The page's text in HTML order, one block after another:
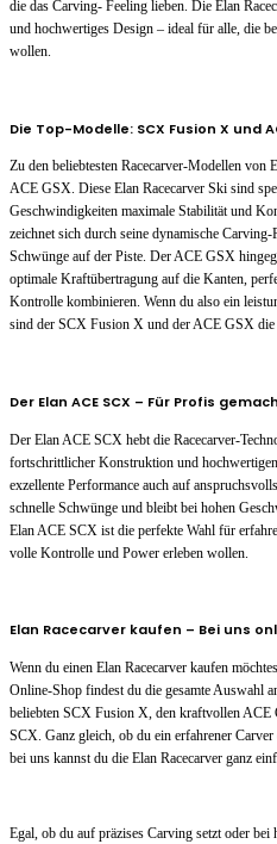
die das Carving- Feeling lieben. Die Elan
und hochwertiges Design – ideal für alle, die
wollen.
Die Top-Modelle: SCX Fusion X und
Zu den beliebtesten Racecarver-Modellen
ACE GSX. Diese Elan Racecarver Ski sind
Geschwindigkeiten maximale Stabilität und
zeichnet sich durch seine dynamische
Schwünge auf der Piste. Der ACE GSX
optimale Kraftübertragung auf die Kanten,
Kontrolle kombinieren. Wenn du also ein
sind der SCX Fusion X und der ACE GSX die
Der Elan ACE SCX – Für Profis
Der Elan ACE SCX hebt die Racecarver-
fortschrittlicher Konstruktion und
exzellente Performance auch auf
schnelle Schwünge und bleibt bei hohen
Elan ACE SCX ist die perfekte Wahl für
volle Kontrolle und Power erleben wollen.
Elan Racecarver kaufen – Bei uns
Wenn du einen Elan Racecarver kaufen
Online-Shop findest du die gesamte Auswahl
beliebten SCX Fusion X, den kraftvollen ACE
SCX. Ganz gleich, ob du ein erfahrener
bei uns kannst du die Elan Racecarver ganz
Egal, ob du auf präzises Carving setzt oder